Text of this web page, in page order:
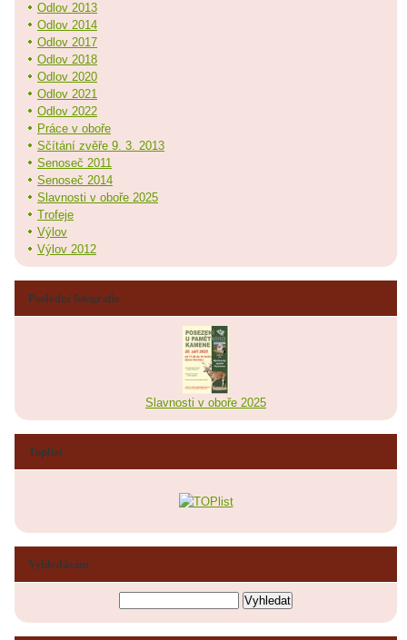
Odlov 2013
Odlov 2014
Odlov 2017
Odlov 2018
Odlov 2020
Odlov 2021
Odlov 2022
Práce v oboře
Sčítání zvěře 9. 3. 2013
Senoseč 2011
Senoseč 2014
Slavnosti v oboře 2025
Trofeje
Výlov
Výlov 2012
Poslední fotografie
Slavnosti v oboře 2025
Toplist
Vyhledávání